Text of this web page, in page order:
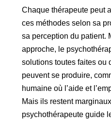
Chaque thérapeute peut
ces méthodes selon sa
sa perception du patient.
approche, le
solutions toutes faites ou
peuvent se produire,
humaine où l’aide et
Mais ils restent
psychothérapeute guide